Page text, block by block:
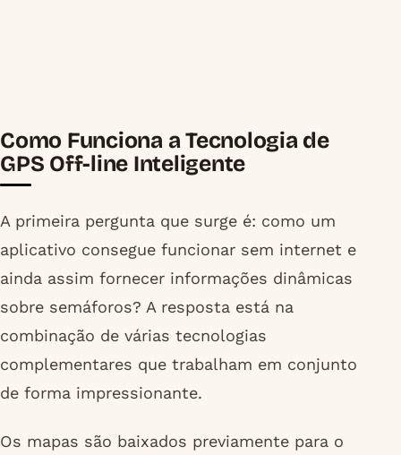
Como Funciona a Tecnologia de
GPS Off-line Inteligente
A primeira pergunta que surge é: como um
aplicativo consegue funcionar sem internet e
ainda assim fornecer informações dinâmicas
sobre semáforos? A resposta está na
combinação de várias tecnologias
complementares que trabalham em conjunto
de forma impressionante.
Os mapas são baixados previamente para o